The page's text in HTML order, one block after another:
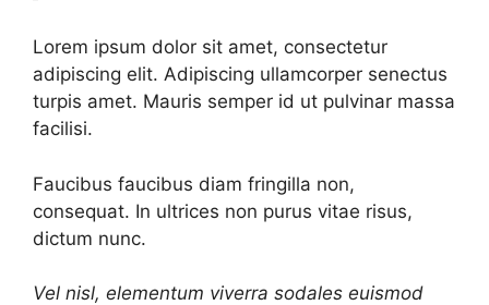
Lorem ipsum dolor sit amet, consectetur
adipiscing elit. Adipiscing ullamcorper senectus
turpis amet. Mauris semper id ut pulvinar massa
facilisi.
Faucibus faucibus diam fringilla non,
consequat. In ultrices non purus vitae risus,
dictum nunc.
Vel nisl, elementum viverra sodales euismod